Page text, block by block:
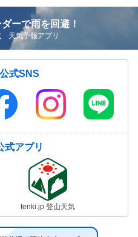
ーで雨を回避！
天気予報アプリ
式SNS
式アプリ
tenki.jp 登山天気